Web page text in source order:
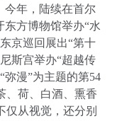
今年，陆续在首尔
东方博物馆举办“水
京巡回展出“第十
斯宫举办“超越传
漫”为主题的第54
、荷、白酒、熏香
仅从视觉，还分别